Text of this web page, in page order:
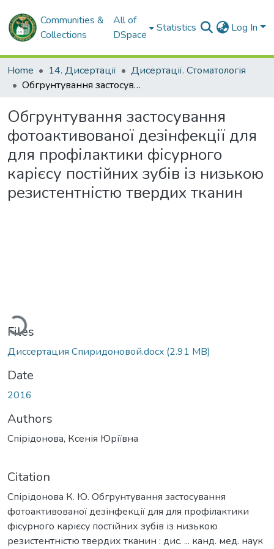
Communities &
Collections
All of
DSpace
Statistics Log In
Home 14. Дисертації
Дисертації. Стоматологія
Обгрунтування застосування фотоактивованої дезінфекції для для профілактики фісурного карієсу постійних зубів із низькою резистентністю твердих тканин
Обгрунтування застосування
фотоактивованої дезінфекції для
для профілактики фісурного
карієсу постійних зубів із низькою
резистентністю твердих тканин
Files
Диссертация Спиридоновой.docx (2.91 MB)
Date
2016
Authors
Спірідонова, Ксенія Юріївна
Citation
Спірідонова К. Ю. Обгрунтування застосування
фотоактивованої дезінфекції для для профілактики
фісурного карієсу постійних зубів із низькою
резистентністю твердих тканин : дис. ... канд. мед. наук